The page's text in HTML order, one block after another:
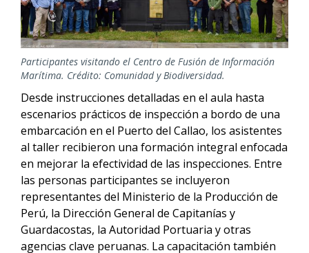
Participantes visitando el Centro de Fusión de Información
Marítima. Crédito: Comunidad y Biodiversidad.
Desde instrucciones detalladas en el aula hasta
escenarios prácticos de inspección a bordo de una
embarcación en el Puerto del Callao, los asistentes
al taller recibieron una formación integral enfocada
en mejorar la efectividad de las inspecciones. Entre
las personas participantes se incluyeron
representantes del Ministerio de la Producción de
Perú, la Dirección General de Capitanías y
Guardacostas, la Autoridad Portuaria y otras
agencias clave peruanas. La capacitación también